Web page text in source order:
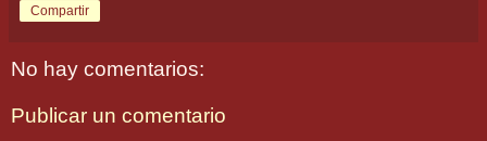
Compartir
No hay comentarios:
Publicar un comentario